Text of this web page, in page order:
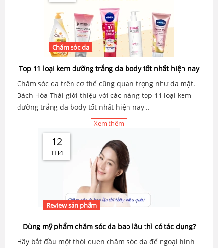
Chăm sóc da
Top 11 loại kem dưỡng trắng da body tốt nhất hiện nay
Chăm sóc da trên cơ thể cũng quan trọng như da mặt.
Bách Hóa Thái giới thiệu với các nàng top 11 loại kem
dưỡng trắng da body tốt nhất hiện nay...
Xem thêm
12
TH4
Review sản phẩm
Dùng mỹ phẩm chăm sóc da bao lâu thì có tác dụng?
Hãy bắt đầu một thói quen chăm sóc da để ngoại hình